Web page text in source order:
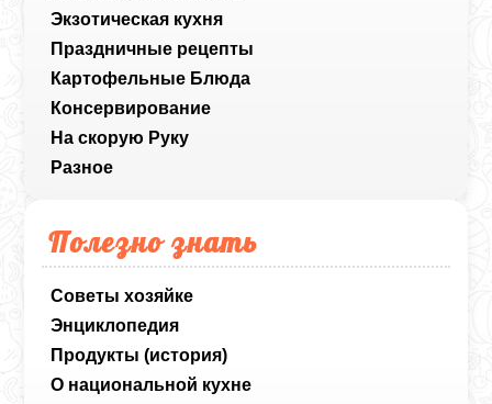
Экзотическая кухня
Праздничные рецепты
Картофельные Блюда
Консервирование
На скорую Руку
Разное
Полезно знать
Советы хозяйке
Энциклопедия
Продукты (история)
О национальной кухне